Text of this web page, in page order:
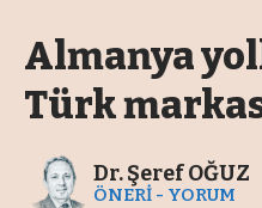
Almanya
Türk
Dr. Şeref OĞUZ
ÖNERİ - YORUM